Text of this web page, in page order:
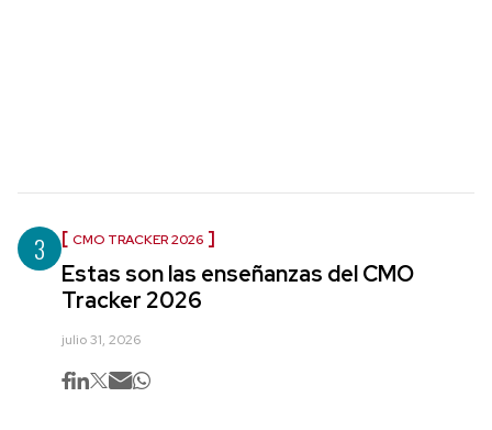
3 CMO TRACKER 2026
Estas son las enseñanzas del CMO
Tracker 2026
julio 31, 2026